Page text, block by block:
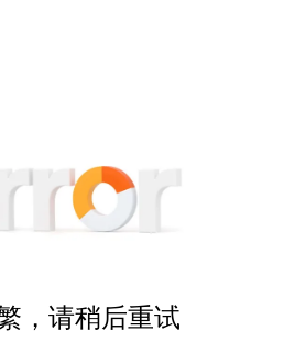
，请稍后重试